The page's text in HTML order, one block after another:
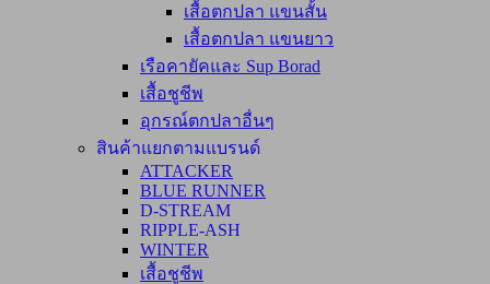
เสื้อตกปลา แขนสั้น
เสื้อตกปลา แขนยาว
เรือคายัคและ Sup Borad
เสื้อชูชีพ
อุกรณ์ตกปลาอื่นๆ
สินค้าแยกตามแบรนด์
ATTACKER
BLUE RUNNER
D-STREAM
RIPPLE-ASH
WINTER
เสื้อชูชีพ